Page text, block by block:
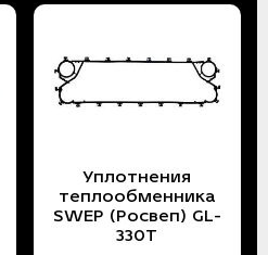
Уплотнения
теплообменника
SWEP (Росвеп) GL-
330T